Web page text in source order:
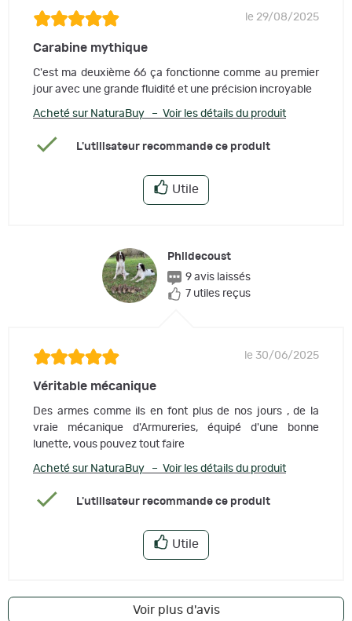
le 29/08/2025
Carabine mythique
C'est ma deuxième 66 ça fonctionne comme au premier
jour avec une grande fluidité et une précision incroyable
Acheté sur NaturaBuy – Voir les détails du produit
L'utilisateur recommande ce produit
Utile
Phildecoust
9 avis laissés
7 utiles reçus
le 30/06/2025
Véritable mécanique
Des armes comme ils en font plus de nos jours , de la
vraie mécanique d'Armureries, équipé d'une bonne
lunette, vous pouvez tout faire
Acheté sur NaturaBuy – Voir les détails du produit
L'utilisateur recommande ce produit
Utile
Voir plus d'avis